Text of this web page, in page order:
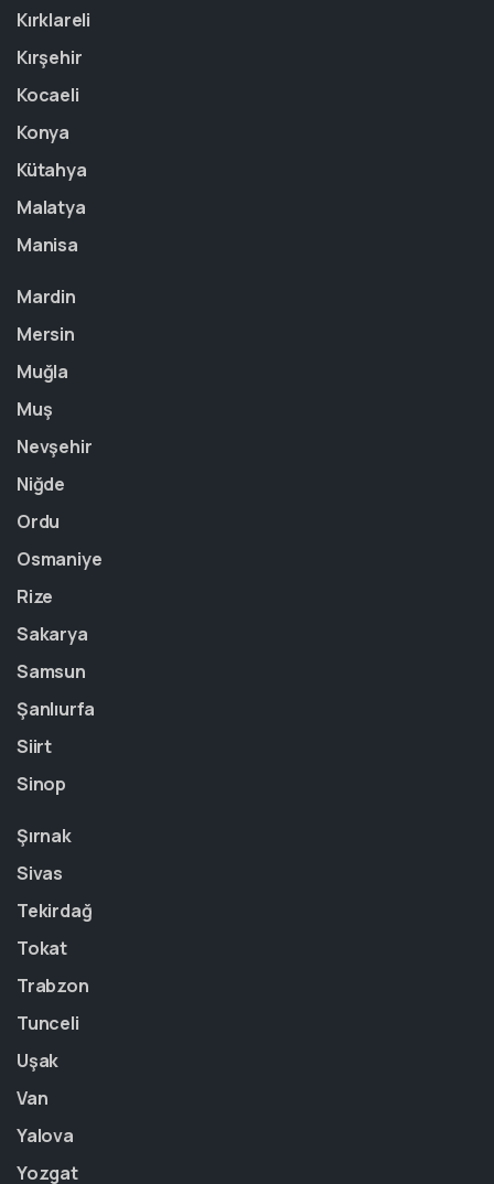
Kırklareli
Kırşehir
Kocaeli
Konya
Kütahya
Malatya
Manisa
Mardin
Mersin
Muğla
Muş
Nevşehir
Niğde
Ordu
Osmaniye
Rize
Sakarya
Samsun
Şanlıurfa
Siirt
Sinop
Şırnak
Sivas
Tekirdağ
Tokat
Trabzon
Tunceli
Uşak
Van
Yalova
Yozgat